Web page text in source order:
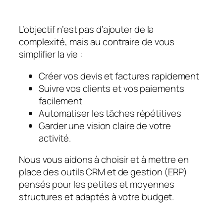
L’objectif n’est pas d’ajouter de la
complexité, mais au contraire de vous
simplifier la vie :
Créer vos devis et factures rapidement
Suivre vos clients et vos paiements
facilement
Automatiser les tâches répétitives
Garder une vision claire de votre
activité.
Nous vous aidons à choisir et à mettre en
place des outils CRM et de gestion (ERP)
pensés pour les petites et moyennes
structures et adaptés à votre budget.